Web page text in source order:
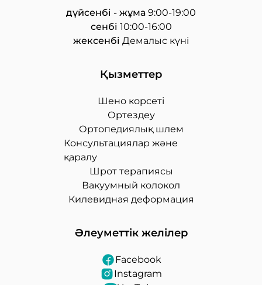
дүйсенбі - жұма 9:00-19:00
сенбі 10:00-16:00
жексенбі Демалыс күні
Қызметтер
Шено корсеті
Ортездеу
Ортопедиялық шлем
Консультациялар және
қаралу
Шрот терапиясы
Вакуумный колокол
Килевидная деформация
Әлеуметтік желілер
Facebook
Instagram